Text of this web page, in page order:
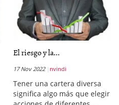
El riesgo y la...
17 Nov 2022 nvindi
Tener una cartera diversa
significa algo más que elegir